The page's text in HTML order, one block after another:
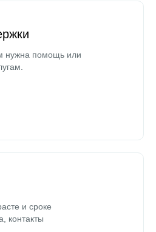
нужна помощь или
и сроке
контакты